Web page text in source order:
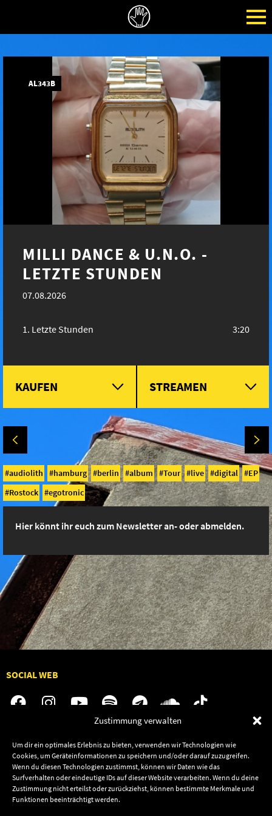
Zustimmung verwalten
Um dir ein optimales Erlebnis zu bieten, verwenden wir Technologien wie
Cookies, um Geräteinformationen zu speichern und/oder darauf zuzugreifen.
Wenn du diesen Technologien zustimmst, können wir Daten wie das
Surfverhalten oder eindeutige IDs auf dieser Website verarbeiten. Wenn du deine
Zustimmung nicht erteilst oder zurückziehst, können bestimmte Merkmale und
Funktionen beeinträchtigt werden.
AL343B
MILLI DANCE & U.N.O. -
LETZTE STUNDEN
07.08.2026
Letzte Stunden 3:20
KAUFEN STREAMEN
audiolith hamburg berlin album Tour live digital
EP
Rostock
egotronic
Hier könnt ihr euch zum Newsletter an- oder abmelden.
SOCIAL WEB
Audiolith
News
Artists
Releases
Jobs
Kontakt
Termine
Shop